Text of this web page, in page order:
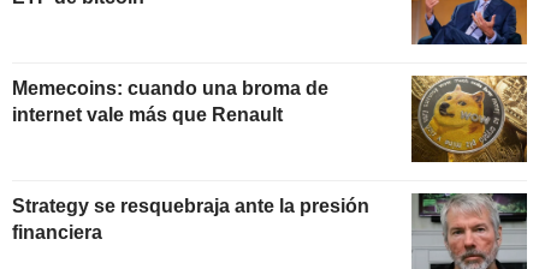
Memecoins: cuando una broma de
internet vale más que Renault
Strategy se resquebraja ante la presión
financiera